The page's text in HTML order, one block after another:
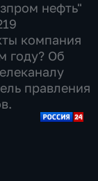
нефть"
компания
году? Об
правления